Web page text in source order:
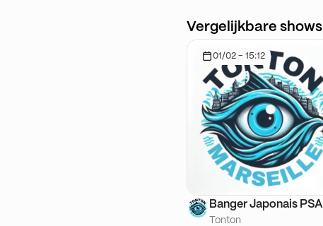
Vergelijkbare shows
01/02 - 15:12
Banger Japonais PSA
Tonton